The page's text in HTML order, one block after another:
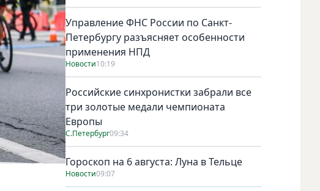
Управление ФНС России по Санкт-
Петербургу разъясняет особенности
применения НПД
Новости10:19
Российские синхронистки забрали все
три золотые медали чемпионата
Европы
С.Петербург09:34
Гороскоп на 6 августа: Луна в Тельце
Новости09:07